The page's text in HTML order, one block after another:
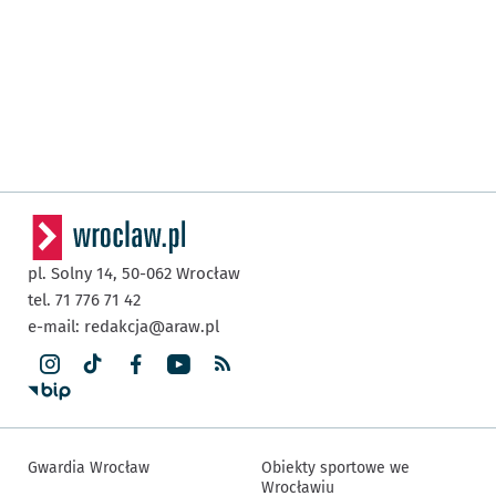
pl. Solny 14, 50-062 Wrocław
tel. 71 776 71 42
e-mail: redakcja@araw.pl
Gwardia Wrocław
Obiekty sportowe we
Wrocławiu